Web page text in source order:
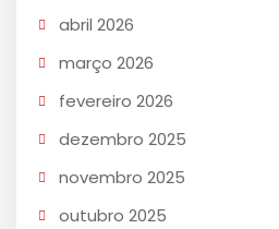
abril 2026
março 2026
fevereiro 2026
dezembro 2025
novembro 2025
outubro 2025